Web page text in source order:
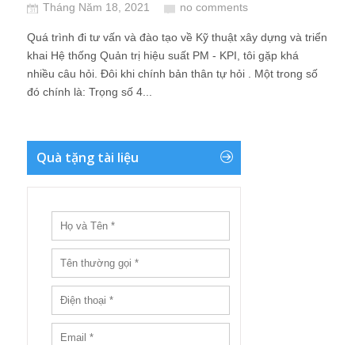
Tháng Năm 18, 2021 no comments
Quá trình đi tư vấn và đào tạo về Kỹ thuật xây dựng và triển
khai Hệ thống Quản trị hiệu suất PM - KPI, tôi gặp khá
nhiều câu hỏi. Đôi khi chính bản thân tự hỏi . Một trong số
đó chính là: Trọng số 4...
Quà tặng tài liệu